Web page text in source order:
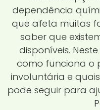
dependência
que afeta muitas
saber que
disponíveis.
como funciona o
involuntária e
pode seguir para